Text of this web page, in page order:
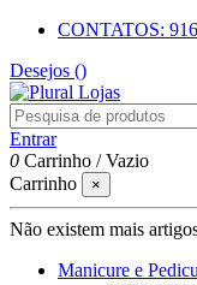
CONTATOS:
Desejos ()
Entrar
0 Carrinho /Vazio
Carrinho
×
Não existem mais
Manicure e